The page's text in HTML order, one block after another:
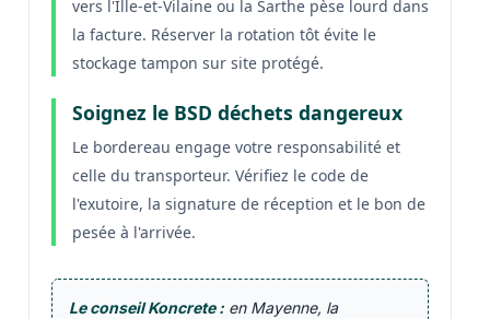
vers l'Ille-et-Vilaine ou la Sarthe pèse lourd dans
la facture. Réserver la rotation tôt évite le
stockage tampon sur site protégé.
Soignez le BSD déchets dangereux
Le bordereau engage votre responsabilité et
celle du transporteur. Vérifiez le code de
l'exutoire, la signature de réception et le bon de
pesée à l'arrivée.
Le conseil Koncrete :en Mayenne, la